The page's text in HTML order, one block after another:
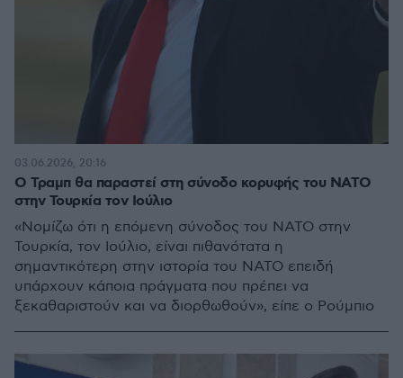
Ο Τραμπ θα παραστεί στη σύνοδο κορυφής του ΝΑΤΟ
στην Τουρκία τον Ιούλιο
«Νομίζω ότι η επόμενη σύνοδος του ΝΑΤΟ στην
Τουρκία, τον Ιούλιο, είναι πιθανότατα η
σημαντικότερη στην ιστορία του ΝΑΤΟ επειδή
υπάρχουν κάποια πράγματα που πρέπει να
ξεκαθαριστούν και να διορθωθούν», είπε ο Ρούμπιο
03.06.2026, 20:16